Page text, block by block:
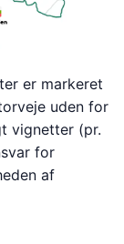
er markeret
uden for
vignetter (pr.
for
af